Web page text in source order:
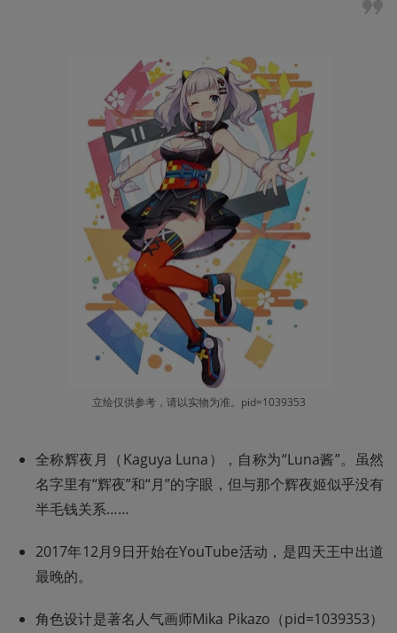
立绘仅供参考，请以实物为准。pid=1039353
全称辉夜月（Kaguya Luna），自称为“Luna酱”。虽然
名字里有“辉夜”和“月”的字眼，但与那个辉夜姬似乎没有
半毛钱关系……
2017年12月9日开始在YouTube活动，是四天王中出道
最晚的。
角色设计是著名人气画师Mika Pikazo（pid=1039353）